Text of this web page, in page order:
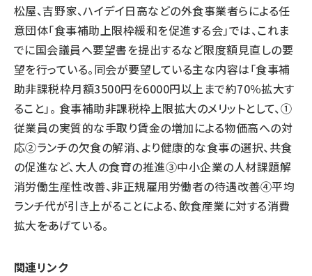
松屋、吉野家、ハイデイ日高などの外食事業者らによる任
意団体「食事補助上限枠緩和を促進する会」では、これま
でに国会議員へ要望書を提出するなど限度額見直しの要
望を行っている。同会が要望している主な内容は「食事補
助非課税枠月額3500円を6000円以上まで約70％拡大す
ること」。 食事補助非課税枠上限拡大のメリットとして、①
従業員の実質的な手取り賃金の増加による物価高への対
応②ランチの欠食の解消、より健康的な食事の選択、共食
の促進など、大人の食育の推進③中小企業の人材課題解
消労働生産性改善、非正規雇用労働者の待遇改善④平均
ランチ代が引き上がることによる、飲食産業に対する消費
拡大――をあげている。
関連リンク